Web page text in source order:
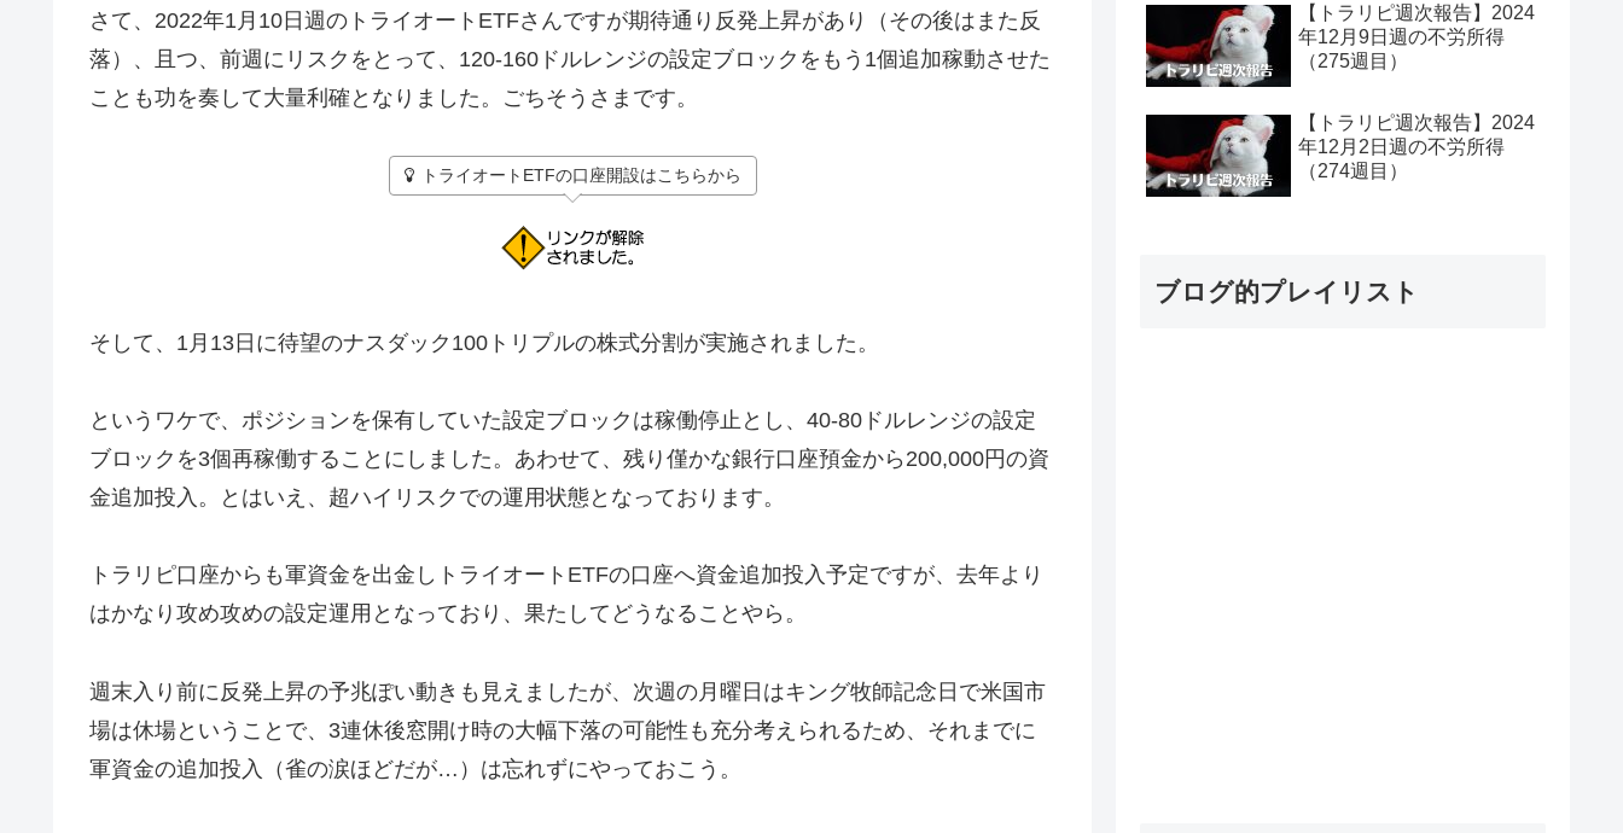
さて、2022年1月10日週のトライオートETFさんですが期待通り反発上昇があり（その後はまた反
落）、且つ、前週にリスクをとって、120-160ドルレンジの設定ブロックをもう1個追加稼動させた
ことも功を奏して大量利確となりました。ごちそうさまです。
トライオートETFの口座開設はこちらから
そして、1月13日に待望のナスダック100トリプルの株式分割が実施されました。
というワケで、ポジションを保有していた設定ブロックは稼働停止とし、40-80ドルレンジの設定
ブロックを3個再稼働することにしました。あわせて、残り僅かな銀行口座預金から200,000円の資
金追加投入。とはいえ、超ハイリスクでの運用状態となっております。
トラリピ口座からも軍資金を出金しトライオートETFの口座へ資金追加投入予定ですが、去年より
はかなり攻め攻めの設定運用となっており、果たしてどうなることやら。
週末入り前に反発上昇の予兆ぽい動きも見えましたが、次週の月曜日はキング牧師記念日で米国市
場は休場ということで、3連休後窓開け時の大幅下落の可能性も充分考えられるため、それまでに
軍資金の追加投入（雀の涙ほどだが…）は忘れずにやっておこう。
【トラリピ週次報告】2024
年12月9日週の不労所得
（275週目）
【トラリピ週次報告】2024
年12月2日週の不労所得
（274週目）
ブログ的プレイリスト